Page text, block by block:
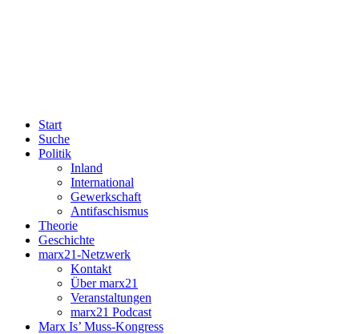
Start
Suche
Politik
Inland
International
Gewerkschaft
Antifaschismus
Theorie
Geschichte
marx21-Netzwerk
Kontakt
Über marx21
Veranstaltungen
marx21 Podcast
Marx Is’ Muss-Kongress